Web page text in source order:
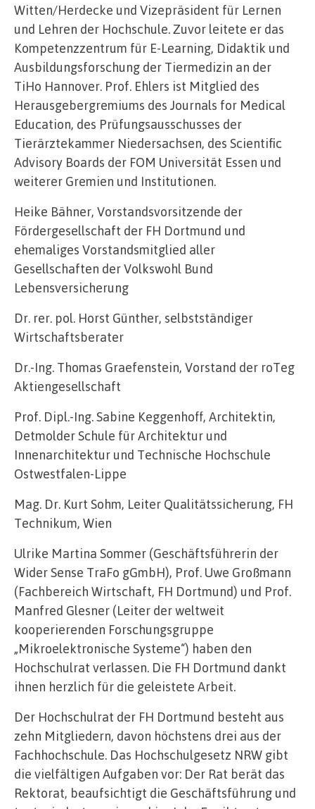
Witten/Herdecke und Vizepräsident für Lernen
und Lehren der Hochschule. Zuvor leitete er das
Kompetenzzentrum für E-Learning, Didaktik und
Ausbildungsforschung der Tiermedizin an der
TiHo Hannover. Prof. Ehlers ist Mitglied des
Herausgebergremiums des Journals for Medical
Education, des Prüfungsausschusses der
Tierärztekammer Niedersachsen, des Scientific
Advisory Boards der FOM Universität Essen und
weiterer Gremien und Institutionen.
Heike Bähner, Vorstandsvorsitzende der
Fördergesellschaft der FH Dortmund und
ehemaliges Vorstandsmitglied aller
Gesellschaften der Volkswohl Bund
Lebensversicherung
Dr. rer. pol. Horst Günther, selbstständiger
Wirtschaftsberater
Dr.-Ing. Thomas Graefenstein, Vorstand der roTeg
Aktiengesellschaft
Prof. Dipl.-Ing. Sabine Keggenhoff, Architektin,
Detmolder Schule für Architektur und
Innenarchitektur und Technische Hochschule
Ostwestfalen-Lippe
Mag. Dr. Kurt Sohm, Leiter Qualitätssicherung, FH
Technikum, Wien
Ulrike Martina Sommer (Geschäftsführerin der
Wider Sense TraFo gGmbH), Prof. Uwe Großmann
(Fachbereich Wirtschaft, FH Dortmund) und Prof.
Manfred Glesner (Leiter der weltweit
kooperierenden Forschungsgruppe
„Mikroelektronische Systeme“) haben den
Hochschulrat verlassen. Die FH Dortmund dankt
ihnen herzlich für die geleistete Arbeit.
Der Hochschulrat der FH Dortmund besteht aus
zehn Mitgliedern, davon höchstens drei aus der
Fachhochschule. Das Hochschulgesetz NRW gibt
die vielfältigen Aufgaben vor: Der Rat berät das
Rektorat, beaufsichtigt die Geschäftsführung und